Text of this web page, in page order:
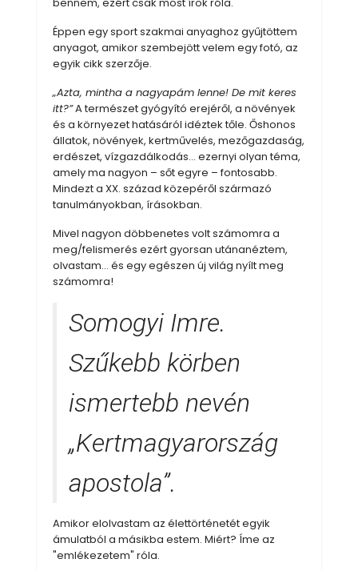
Éppen egy sport szakmai anyaghoz gyűjtöttem
anyagot, amikor szembejött velem egy fotó, az
egyik cikk szerzője.
„Azta, mintha a nagyapám lenne! De mit keres
itt?”A természet gyógyító erejéről, a növények
és a környezet hatásáról idéztek tőle. Őshonos
állatok, növények, kertművelés, mezőgazdaság,
erdészet, vízgazdálkodás… ezernyi olyan téma,
amely ma nagyon – sőt egyre – fontosabb.
Mindezt a XX. század közepéről származó
tanulmányokban, írásokban.
Mivel nagyon döbbenetes volt számomra a
meg/felismerés ezért gyorsan utánanéztem,
olvastam… és egy egészen új világ nyílt meg
számomra!
Somogyi Imre.
Szűkebb körben
ismertebb nevén
„Kertmagyarország
apostola”.
Amikor elolvastam az élettörténetét egyik
ámulatból a másikba estem. Miért? Íme az
"emlékezetem" róla.